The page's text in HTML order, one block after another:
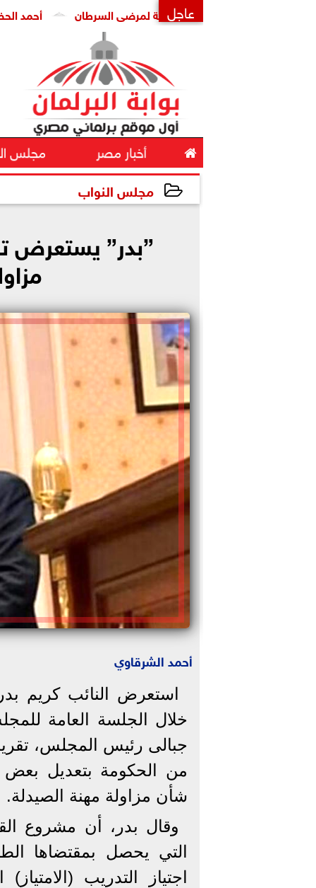
عاجل أحمد الحضري انتشار العلاجات الوهمية لمرضى السرطان
 أخبار مصر مجلس
مجلس النواب
”بدر” يستعرض
أحمد الشرقاوي
استعرض النائب كريم
خلال الجلسة العامة
جبالى رئيس المجلس،
شأن مزاولة مهنة الصيدلة.
وقال بدر، أن مشروع
التي يحصل بمقتضاها
اجتياز التدريب